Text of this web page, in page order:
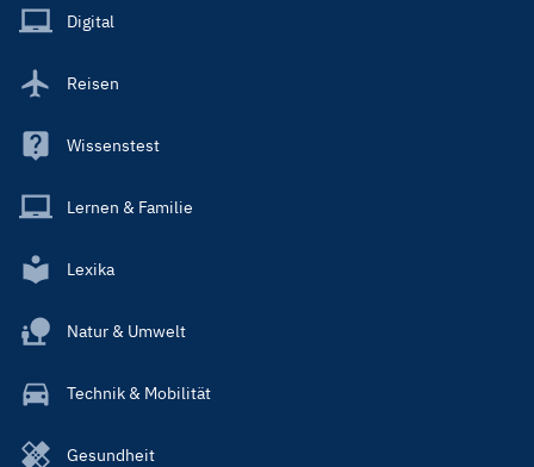
Main
Digital
Reisen
Wissenstest
Lernen & Familie
Lexika
Natur & Umwelt
Technik & Mobilität
Gesundheit